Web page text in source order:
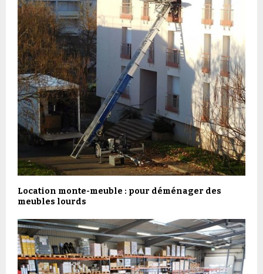
Location monte-meuble : pour déménager des
meubles lourds